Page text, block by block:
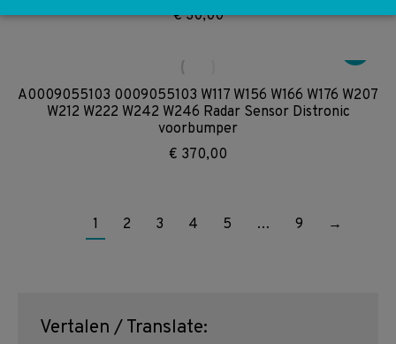
€30,00
A0009055103 0009055103 W117 W156 W166 W176 W207
W212 W222 W242 W246 Radar Sensor Distronic
voorbumper
€ 370,00
1 2 3 4 5 … 9 →
Vertalen / Translate: